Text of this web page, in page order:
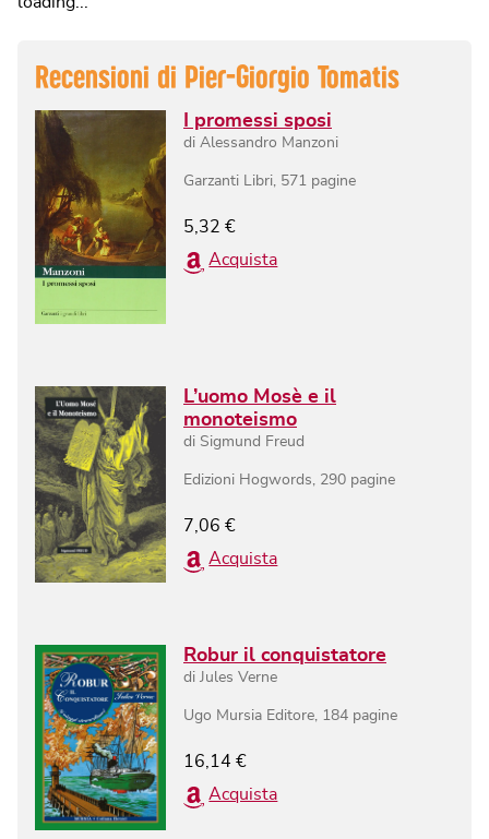
Recensioni di Pier-Giorgio Tomatis
I promessi sposi
di Alessandro Manzoni
Garzanti Libri 571 pagine
5,32 €
Acquista
L’uomo Mosè e il
monoteismo
di Sigmund Freud
Edizioni Hogwords, 290 pagine
7,06 €
Acquista
Robur il conquistatore
di Jules Verne
Ugo Mursia Editore, 184 pagine
16,14 €
Acquista